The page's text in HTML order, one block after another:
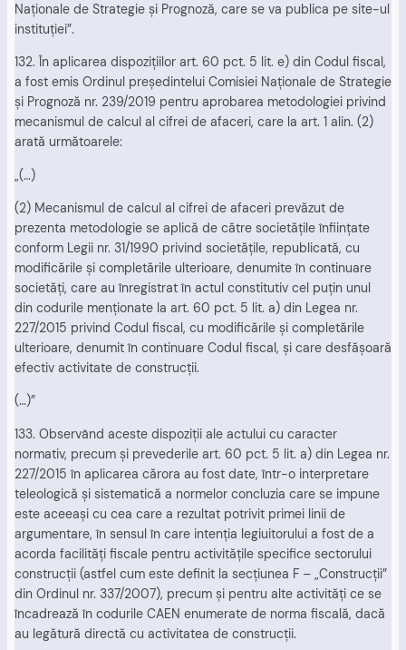
Naţionale de Strategie şi Prognoză, care se va publica pe site-ul
instituţiei”.
132. În aplicarea dispoziţiilor art. 60 pct. 5 lit. e) din Codul fiscal,
a fost emis Ordinul preşedintelui Comisiei Naţionale de Strategie
şi Prognoză nr. 239/2019 pentru aprobarea metodologiei privind
mecanismul de calcul al cifrei de afaceri, care la art. 1 alin. (2)
arată următoarele:
„(…)
(2) Mecanismul de calcul al cifrei de afaceri prevăzut de
prezenta metodologie se aplică de către societăţile înfiinţate
conform Legii nr. 31/1990 privind societăţile, republicată, cu
modificările şi completările ulterioare, denumite în continuare
societăţi, care au înregistrat în actul constitutiv cel puţin unul
din codurile menţionate la art. 60 pct. 5 lit. a) din Legea nr.
227/2015 privind Codul fiscal, cu modificările şi completările
ulterioare, denumit în continuare Codul fiscal, şi care desfăşoară
efectiv activitate de construcţii.
(…)”
133. Observând aceste dispoziţii ale actului cu caracter
normativ, precum şi prevederile art. 60 pct. 5 lit. a) din Legea nr.
227/2015 în aplicarea cărora au fost date, într-o interpretare
teleologică şi sistematică a normelor concluzia care se impune
este aceeaşi cu cea care a rezultat potrivit primei linii de
argumentare, în sensul în care intenţia legiuitorului a fost de a
acorda facilităţi fiscale pentru activităţile specifice sectorului
construcţii (astfel cum este definit la secţiunea F – „Construcţii”
din Ordinul nr. 337/2007), precum şi pentru alte activităţi ce se
încadrează în codurile CAEN enumerate de norma fiscală, dacă
au legătură directă cu activitatea de construcţii.